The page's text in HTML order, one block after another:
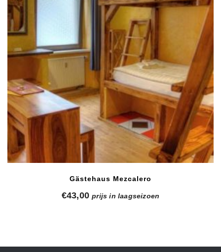
Gästehaus Mezcalero
€43,00 prijs in laagseizoen